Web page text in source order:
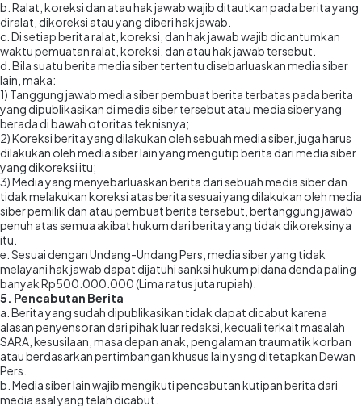
b. Ralat, koreksi dan atau hak jawab wajib ditautkan pada berita yang
diralat, dikoreksi atau yang diberi hak jawab.
c. Di setiap berita ralat, koreksi, dan hak jawab wajib dicantumkan
waktu pemuatan ralat, koreksi, dan atau hak jawab tersebut.
d. Bila suatu berita media siber tertentu disebarluaskan media siber
lain, maka:
1) Tanggung jawab media siber pembuat berita terbatas pada berita
yang dipublikasikan di media siber tersebut atau media siber yang
berada di bawah otoritas teknisnya;
2) Koreksi berita yang dilakukan oleh sebuah media siber, juga harus
dilakukan oleh media siber lain yang mengutip berita dari media siber
yang dikoreksi itu;
3) Media yang menyebarluaskan berita dari sebuah media siber dan
tidak melakukan koreksi atas berita sesuai yang dilakukan oleh media
siber pemilik dan atau pembuat berita tersebut, bertanggung jawab
penuh atas semua akibat hukum dari berita yang tidak dikoreksinya
itu.
e. Sesuai dengan Undang-Undang Pers, media siber yang tidak
melayani hak jawab dapat dijatuhi sanksi hukum pidana denda paling
banyak Rp500.000.000 (Lima ratus juta rupiah).
5. Pencabutan Berita
a. Berita yang sudah dipublikasikan tidak dapat dicabut karena
alasan penyensoran dari pihak luar redaksi, kecuali terkait masalah
SARA, kesusilaan, masa depan anak, pengalaman traumatik korban
atau berdasarkan pertimbangan khusus lain yang ditetapkan Dewan
Pers.
b. Media siber lain wajib mengikuti pencabutan kutipan berita dari
media asal yang telah dicabut.